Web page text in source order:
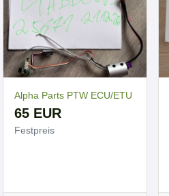
Alpha Parts PTW ECU/ETU
65 EUR
Festpreis